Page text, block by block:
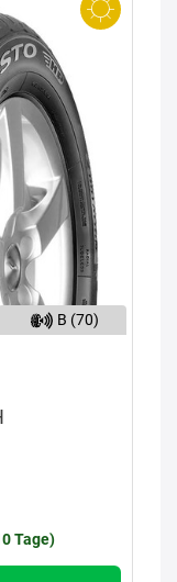
B (70)
Tage)